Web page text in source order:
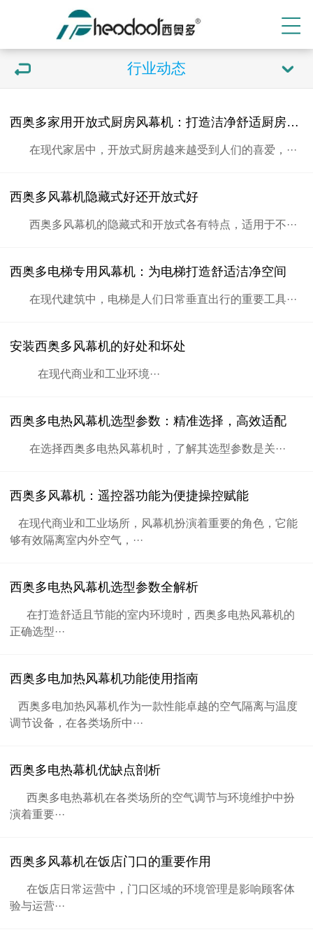
行业动态
西奥多家用开放式厨房风幕机：打造洁净舒适厨房空间
在现代家居中，开放式厨房越来越受到人们的喜爱，···
西奥多风幕机隐藏式好还开放式好
西奥多风幕机的隐藏式和开放式各有特点，适用于不···
西奥多电梯专用风幕机：为电梯打造舒适洁净空间
在现代建筑中，电梯是人们日常垂直出行的重要工具···
安装西奥多风幕机的好处和坏处
在现代商业和工业环境···
西奥多电热风幕机选型参数：精准选择，高效适配
在选择西奥多电热风幕机时，了解其选型参数是关···
西奥多风幕机：遥控器功能为便捷操控赋能
在现代商业和工业场所，风幕机扮演着重要的角色，它能
够有效隔离室内外空气，···
西奥多电热风幕机选型参数全解析
在打造舒适且节能的室内环境时，西奥多电热风幕机的
正确选型···
西奥多电加热风幕机功能使用指南
西奥多电加热风幕机作为一款性能卓越的空气隔离与温度
调节设备，在各类场所中···
西奥多电热幕机优缺点剖析
西奥多电热幕机在各类场所的空气调节与环境维护中扮
演着重要···
西奥多风幕机在饭店门口的重要作用
在饭店日常运营中，门口区域的环境管理是影响顾客体
验与运营···